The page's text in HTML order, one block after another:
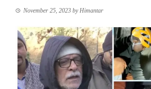
November 25, 2023 byHimantar